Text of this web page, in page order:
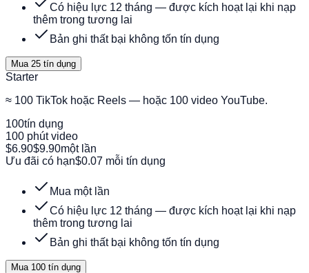
Có hiệu lực 12 tháng — được kích hoạt lại khi nạp
thêm trong tương lai
Bản ghi thất bại không tốn tín dụng
Mua 25 tín dụng
Starter
≈ 100 TikTok hoặc Reels — hoặc 100 video YouTube.
100tín dụng
100 phút video
$6.90$9.90một lần
Ưu đãi có hạn$0.07 mỗi tín dụng
Mua một lần
Có hiệu lực 12 tháng — được kích hoạt lại khi nạp
thêm trong tương lai
Bản ghi thất bại không tốn tín dụng
Mua 100 tín dụng